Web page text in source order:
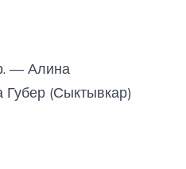
— Алина
Губер (Сыктывкар)